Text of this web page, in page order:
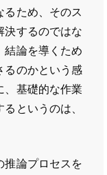
るため、そのス
決するのではな
結論を導くため
るのかという感
、基礎的な作業
というのは、
推論プロセスを